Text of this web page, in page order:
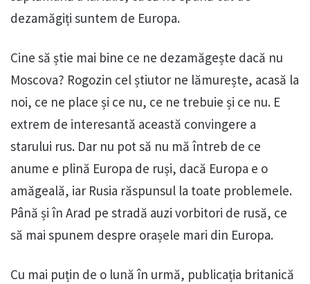
dezamăgiți suntem de Europa.
Cine să știe mai bine ce ne dezamăgește dacă nu
Moscova? Rogozin cel știutor ne lămurește, acasă la
noi, ce ne place și ce nu, ce ne trebuie și ce nu. E
extrem de interesantă această convingere a
starului rus. Dar nu pot să nu mă întreb de ce
anume e plină Europa de ruși, dacă Europa e o
amăgeală, iar Rusia răspunsul la toate problemele.
Până și în Arad pe stradă auzi vorbitori de rusă, ce
să mai spunem despre orașele mari din Europa.
Cu mai puțin de o lună în urmă, publicația britanică